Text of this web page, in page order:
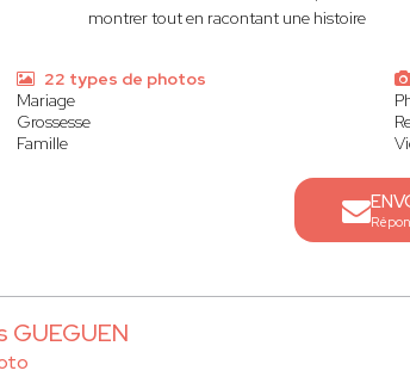
montrer tout en racontant une histoire
22 types de photos
Mariage
Grossesse
Famille
GUEGUEN